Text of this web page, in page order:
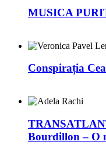
MUSICA
Conspirația
Bourdillon – O